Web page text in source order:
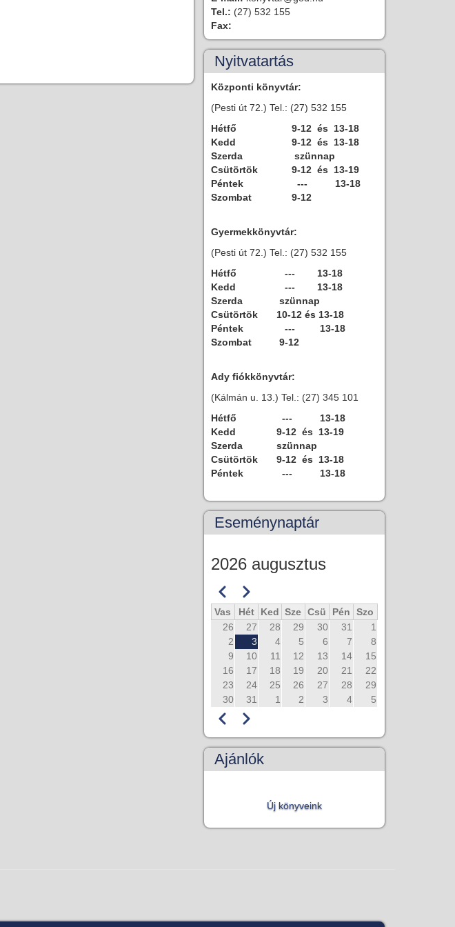
Tel.: (27) 532 155
Fax:
Nyitvatartás
Központi könyvtár:
(Pesti út 72.) Tel.: (27) 532 155
Hétfő
9-12 és 13-18
Kedd
9-12 és 13-18
Szerda
szünnap
Csütörtök
9-12 és 13-19
Péntek
--- 13-18
Szombat
9-12
Gyermekkönyvtár:
(Pesti út 72.) Tel.: (27) 532 155
Hétfő
--- 13-18
Kedd
--- 13-18
Szerda
szünnap
Csütörtök
10-12 és 13-18
Péntek
--- 13-18
Szombat
9-12
Ady fiókkönyvtár:
(Kálmán u. 13.) Tel.: (27) 345 101
Hétfő
--- 13-18
Kedd
9-12 és 13-19
Szerda
szünnap
Csütörtök
9-12 és 13-18
Péntek
--- 13-18
Eseménynaptár
2026 augusztus
Oldalszámozás
Előző
Következő
Vas
Hét Ked Sze Csü Pén
Szo
26
27 28 29 30 31
1
2
3 4 5 6 7
8
9
10 11 12 13 14
15
16
17 18 19 20 21
22
23
24 25 26 27 28
29
30
31 1 2 3 4 5
Oldalszámozás
Előző Következő
Ajánlók
Új könyveink